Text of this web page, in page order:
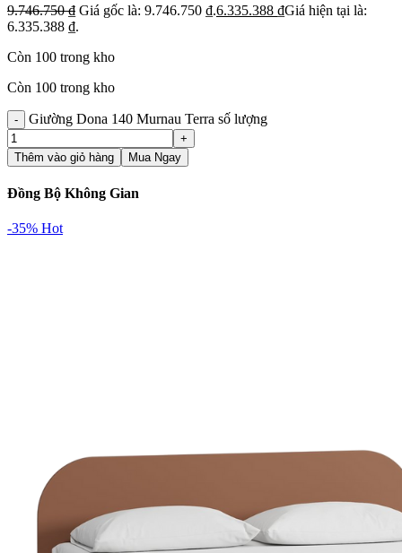
9.746.750₫ Giá gốc là: 9.746.750 ₫.6.335.388 ₫Giá hiện tại là:
6.335.388 ₫.
Còn 100 trong kho
Còn 100 trong kho
Giường Dona 140 Murnau Terra số lượng
Thêm vào giỏ hàng Mua Ngay
Đồng Bộ Không Gian
-35% Hot